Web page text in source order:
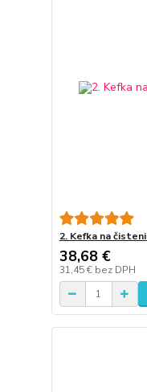
2. Kefka na
38,68 €
31,45 € bez DPH